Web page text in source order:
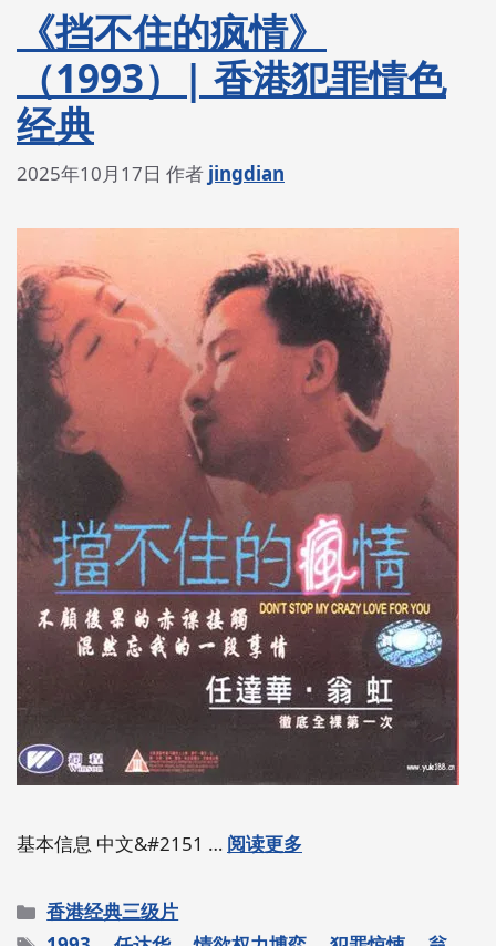
《挡不住的疯情》
（1993）| 香港犯罪情色
经典
2025年10月17日 作者 jingdian
基本信息 中文&#2151 … 阅读更多
分
类
香港经典三级片